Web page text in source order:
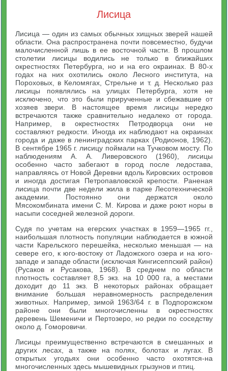
Лисица
Лисица — один из самых обычных хищных зверей нашей
области. Она распространена почти повсеместно, будучи
малочисленной лишь в ее восточной части. В прошлом
столетии лисицы водились не только в ближайших
окрестностях Петербурга, но и на его окраинах. В 80-х
годах на них охотились около Лесного института, на
Пороховых, в Келомягах, Стрельне и т. д. Несколько раз
лисицы появлялись на улицах Петербурга, хотя не
исключено, что это были прирученные и сбежавшие от
хозяев звери. В настоящее время лисицы нередко
встречаются также сравнительно недалеко от города.
Например, в окрестностях Петродворца они не
составляют редкости. Иногда их наблюдают на окраинах
города и даже в ленинградских парках (Родионов, 1962).
В сентябре 1965 г. лисицу поймали на Тучковом мосту. По
наблюдениям А. А. Ливеровского (1960), лисицы
особенно часто забегают в город после ледостава,
направляясь от Новой Деревни вдоль Кировских островов
и иногда достигая Петропавловской крепости. Раненая
лисица почти две недели жила в парке Лесотехнической
академии. Постоянно они держатся около
Мясокомбината имени С. М. Кирова и даже роют норы в
насыпи соседней железной дороги.
Судя по учетам на егерских участках в 1959—1965 гг.,
наибольшая плотность популяции наблюдается в южной
части Карельского перешейка, несколько меньшая — на
севере его, к юго-востоку от Ладожского озера и на юго-
западе и западе области (исключая Кингисеппский район)
(Русаков и Русакова, 1968). В среднем по области
плотность составляет 8,5 экз. на 10 000 га, а местами
доходит до 11 экз. В некоторых районах обращает
внимание большая неравномерность распределения
животных. Например, зимой 1963/64 г. в Подпорожском
районе они были многочисленны в окрестностях
деревень Шеменичи и Пертозеро, но редки по соседству
около д. Гоморовичи.
Лисицы преимущественно встречаются в смешанных и
других лесах, а также на полях, болотах и лугах. В
открытых угодьях они особенно часто охотятся-на
многочисленных здесь мышевидных грызунов и птиц.